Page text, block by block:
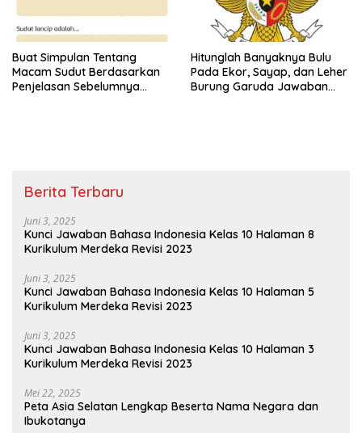
Buat Simpulan Tentang
Macam Sudut Berdasarkan
Penjelasan Sebelumnya
Hitunglah Banyaknya Bulu
Pada Ekor, Sayap, dan Leher
Burung Garuda Jawaban
Berita Terbaru
Juni 3, 2025
Kunci Jawaban Bahasa Indonesia Kelas 10 Halaman 8
Kurikulum Merdeka Revisi 2023
Juni 3, 2025
Kunci Jawaban Bahasa Indonesia Kelas 10 Halaman 5
Kurikulum Merdeka Revisi 2023
Juni 3, 2025
Kunci Jawaban Bahasa Indonesia Kelas 10 Halaman 3
Kurikulum Merdeka Revisi 2023
Mei 22, 2025
Peta Asia Selatan Lengkap Beserta Nama Negara dan
Ibukotanya